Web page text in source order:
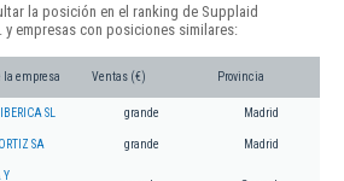
la posición en el ranking de Supplaid
empresas con posiciones similares:
la empresa Ventas (€) Provincia
SL grande Madrid
SA grande Madrid
Y